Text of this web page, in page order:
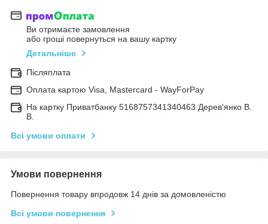
Ви отримаєте замовлення
або гроші повернуться на вашу картку
Детальніше
Післяплата
Оплата картою Visa, Mastercard - WayForPay
На картку Приватбанку 5168757341340463 Дерев'янко В.
В.
Всі умови оплати
Умови повернення
Повернення товару впродовж 14 днів за домовленістю
Всі умови повернення